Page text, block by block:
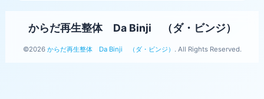
からだ再生整体 Da Binji （ダ・ビンジ）
©2026 からだ再生整体 Da Binji （ダ・ビンジ） . All Rights Reserved.